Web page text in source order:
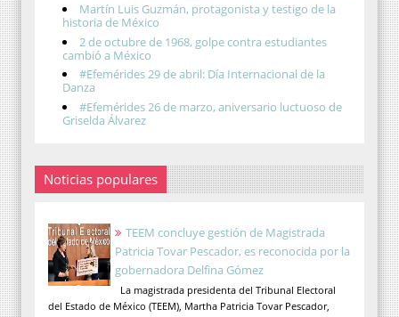
Martín Luis Guzmán, protagonista y testigo de la
historia de México
2 de octubre de 1968, golpe contra estudiantes
cambió a México
#Efemérides 29 de abril: Día Internacional de la
Danza
#Efemérides 26 de marzo, aniversario luctuoso de
Griselda Álvarez
Noticias populares
TEEM concluye gestión de Magistrada
Patricia Tovar Pescador, es reconocida por la
gobernadora Delfina Gómez
La magistrada presidenta del Tribunal Electoral
del Estado de México (TEEM), Martha Patricia Tovar Pescador,